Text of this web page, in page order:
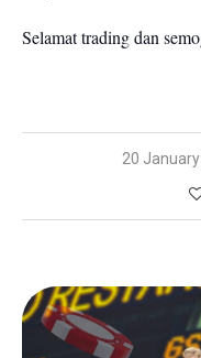
Selamat trading dan
20